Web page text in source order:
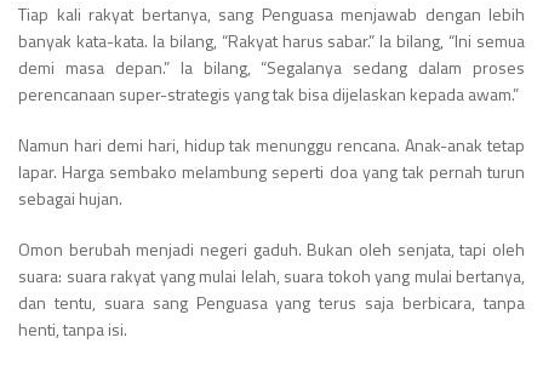
Tiap kali rakyat bertanya, sang Penguasa menjawab dengan lebih
banyak kata-kata. Ia bilang, “Rakyat harus sabar.” Ia bilang, “Ini semua
demi masa depan.” Ia bilang, “Segalanya sedang dalam proses
perencanaan super-strategis yang tak bisa dijelaskan kepada awam.”
Namun hari demi hari, hidup tak menunggu rencana. Anak-anak tetap
lapar. Harga sembako melambung seperti doa yang tak pernah turun
sebagai hujan.
Omon berubah menjadi negeri gaduh. Bukan oleh senjata, tapi oleh
suara: suara rakyat yang mulai lelah, suara tokoh yang mulai bertanya,
dan tentu, suara sang Penguasa yang terus saja berbicara, tanpa
henti, tanpa isi.